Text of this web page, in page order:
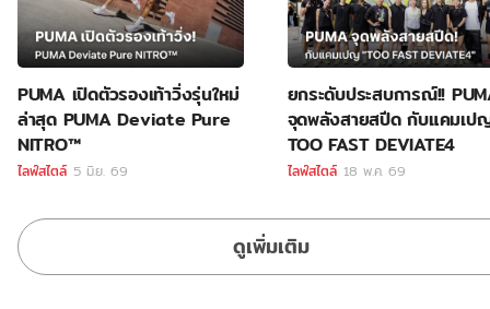
PUMA เปิดตัวรองเท้าวิ่งรุ่นใหม่
ล่าสุด PUMA Deviate Pure
NITRO™
ไลฟ์สไตล์ 5 มิ.ย. 69
ยกระดับประสบการณ์!!
จุดพลังสายสปีด กับแคมเป
TOO FAST DEVIATE4
ไลฟ์สไตล์ 18 พ.ค. 69
ดูเพิ่มเติม